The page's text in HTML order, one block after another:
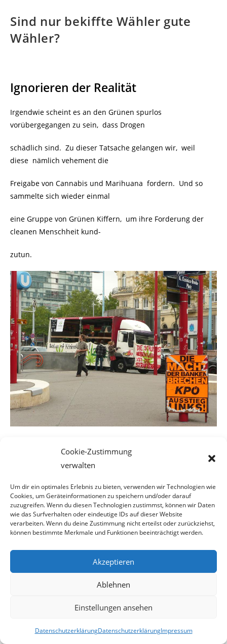
Cookie-Zustimmung
verwalten
Um dir ein optimales Erlebnis zu bieten, verwenden wir Technologien wie
Cookies, um Geräteinformationen zu speichern und/oder darauf
zuzugreifen. Wenn du diesen Technologien zustimmst, können wir Daten
wie das Surfverhalten oder eindeutige IDs auf dieser Website
verarbeiten. Wenn du deine Zustimmung nicht erteilst oder zurückziehst,
können bestimmte Merkmale und Funktionen beeinträchtigt werden.
Akzeptieren
Ablehnen
Einstellungen ansehen
DatenschutzerklärungDatenschutzerklärungImpressum
Sind nur bekiffte Wähler gute
Wähler?
Ignorieren der Realität
Irgendwie scheint es an den Grünen spurlos
vorübergegangen zu sein, dass Drogen
schädlich sind. Zu dieser Tatsache gelangen wir, weil
diese nämlich vehement die
Freigabe von Cannabis und Marihuana fordern. Und so
sammelte sich wieder einmal
eine Gruppe von Grünen Kiffern, um ihre Forderung der
cleanen Menschheit kund-
zutun.
Unbedingt einen Arzt aufsuchen
Die schlimmste Nebenwirkung der Droge, sehen die
suchtkranken Kiffer in der Straf-
verfolgung. Vielleicht sollten diese armen Menschen einmal
ihnen erklärt, dass diese Drogen nicht nur zu psychischen
Problemen führen, sondern
erkannt und fordert daher